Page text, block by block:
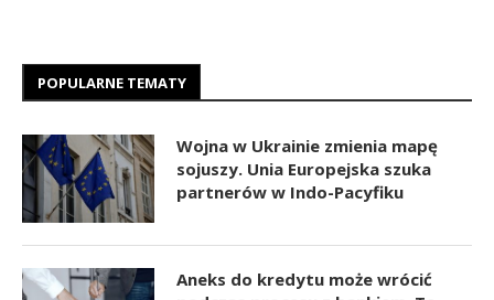
POPULARNE TEMATY
Wojna w Ukrainie zmienia mapę
sojuszy. Unia Europejska szuka
partnerów w Indo-Pacyfiku
Aneks do kredytu może wrócić